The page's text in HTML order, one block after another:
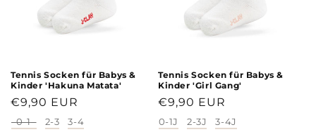
Tennis Socken für Babys &
Kinder 'Hakuna Matata'
Normaler
Preis
€9,90 EUR
Größe
0-1 2-3 3-4
Tennis Socken für Babys &
Kinder 'Girl Gang'
Normaler
Preis
€9,90 EUR
Größe
0-1J 2-3J 3-4J